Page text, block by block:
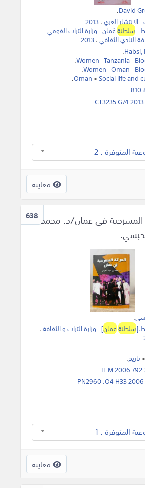
David
.
:الانتشار العري،2013
.
:سلطنةعُمان: وزارة التراث القومي
النادي الثقافي،2013
.
.
.
.
Oman>Social life and
.
CT3235 G74 2013
المتوفرة : 2
معاينة
638 المسرحية في عمان/د. محمد
.
سلطنةعمان]
: وزارة التراث و الثقافة،
.
>تاريخ.
792.345
PN2960 .O4 H33 2006
المتوفرة : 1
معاينة